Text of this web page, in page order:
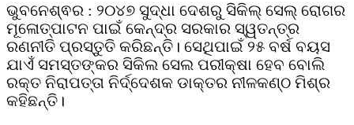
ଭୁବନେଶ୍ଵର : ୨୦୪୭ ସୁଦ୍ଧା ଦେଶରୁ ସିକିଲ୍‌ ସେଲ୍‌ ରୋଗର
ମୂଳୋତ୍ପାଟନ ପାଇଁ କେନ୍ଦ୍ର ସରକାର ସ୍ୱତନ୍ତ୍ର
ରଣନୀତି ପ୍ରସ୍ତୁତି କରିଛନ୍ତି। ସେଥିପାଇଁ ୨୫ ବର୍ଷ ବୟସ
ଯାଏଁ ସମସ୍ତଙ୍କର ସିକିଲ ସେଲ ପରୀକ୍ଷା ହେବ ବୋଲି
ରକ୍ତ ନିରାପତ୍ତା ନିର୍ଦ୍ଦେଶକ ଡାକ୍ତର ନୀଳକଣ୍ଠ ମିଶ୍ର
କହିଛନ୍ତି।